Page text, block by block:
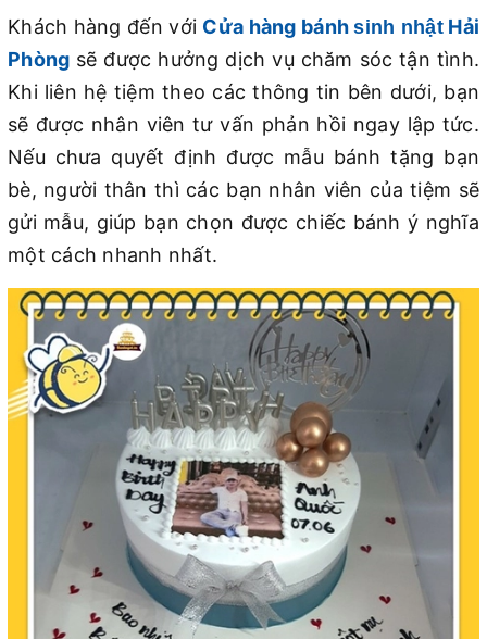
Khách hàng đến với Cửa hàng bánhsinh nhậtHải
Phòng sẽ được hưởng dịch vụ chăm sóc tận tình.
Khi liên hệ tiệm theo các thông tin bên dưới, bạn
sẽ được nhân viên tư vấn phản hồi ngay lập tức.
Nếu chưa quyết định được mẫu bánh tặng bạn
bè, người thân thì các bạn nhân viên của tiệm sẽ
gửi mẫu, giúp bạn chọn được chiếc bánh ý nghĩa
một cách nhanh nhất.